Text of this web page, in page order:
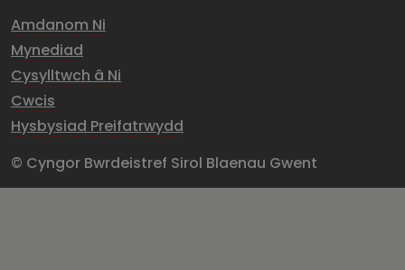
Amdanom Ni
Mynediad
Cysylltwch â Ni
Cwcis
Hysbysiad Preifatrwydd
© Cyngor Bwrdeistref Sirol Blaenau Gwent